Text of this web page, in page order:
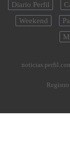
Diario Perfil
Weekend